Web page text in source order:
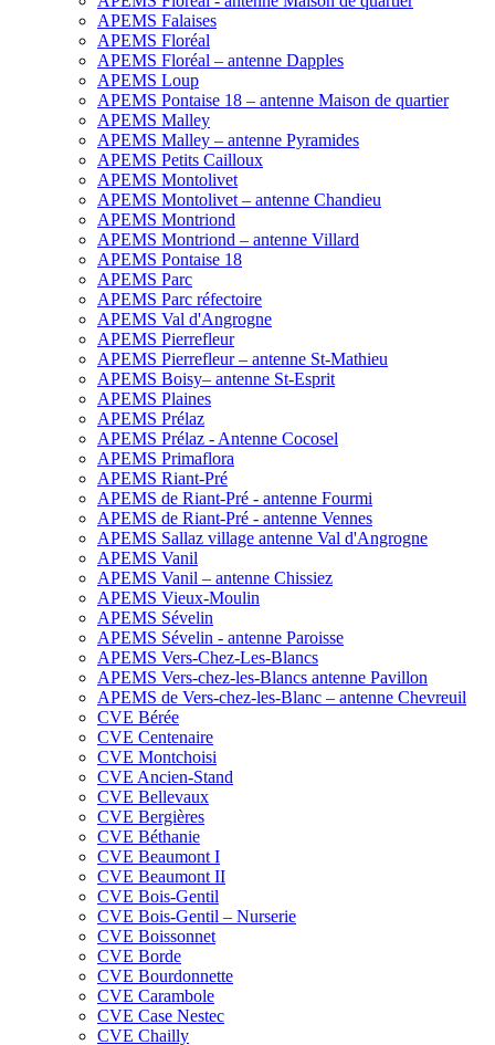
APEMS Falaises
APEMS Floréal
APEMS Floréal – antenne Dapples
APEMS Loup
APEMS Pontaise 18 – antenne Maison de quartier
APEMS Malley
APEMS Malley – antenne Pyramides
APEMS Petits Cailloux
APEMS Montolivet
APEMS Montolivet – antenne Chandieu
APEMS Montriond
APEMS Montriond – antenne Villard
APEMS Pontaise 18
APEMS Parc
APEMS Parc réfectoire
APEMS Val d'Angrogne
APEMS Pierrefleur
APEMS Pierrefleur – antenne St-Mathieu
APEMS Boisy– antenne St-Esprit
APEMS Plaines
APEMS Prélaz
APEMS Prélaz - Antenne Cocosel
APEMS Primaflora
APEMS Riant-Pré
APEMS de Riant-Pré - antenne Fourmi
APEMS de Riant-Pré - antenne Vennes
APEMS Sallaz village antenne Val d'Angrogne
APEMS Vanil
APEMS Vanil – antenne Chissiez
APEMS Vieux-Moulin
APEMS Sévelin
APEMS Sévelin - antenne Paroisse
APEMS Vers-Chez-Les-Blancs
APEMS Vers-chez-les-Blancs antenne Pavillon
APEMS de Vers-chez-les-Blanc – antenne Chevreuil
CVE Bérée
CVE Centenaire
CVE Montchoisi
CVE Ancien-Stand
CVE Bellevaux
CVE Bergières
CVE Béthanie
CVE Beaumont I
CVE Beaumont II
CVE Bois-Gentil
CVE Bois-Gentil – Nurserie
CVE Boissonnet
CVE Borde
CVE Bourdonnette
CVE Carambole
CVE Case Nestec
CVE Chailly